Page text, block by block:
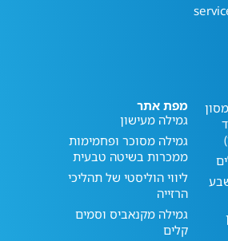
מפת אתר
גמילה מעישון
גמילה מסוכר ופחמימות
ממכרות בשיטה טבעית
ליווי הוליסטי של תהליכי
הרזייה
גמילה מקנאביס וסמים
קלים